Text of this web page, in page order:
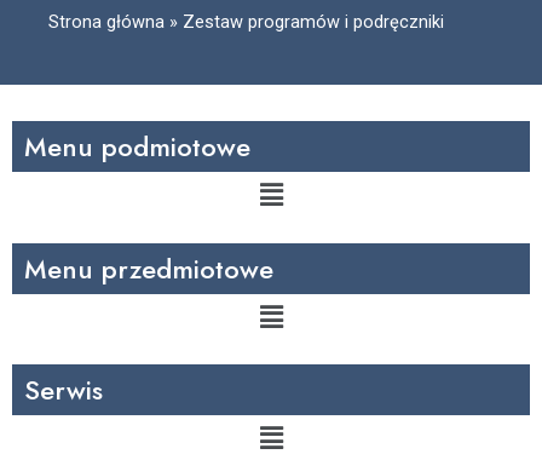
Strona główna » Zestaw programów i podręczniki
Menu podmiotowe
Menu
Menu przedmiotowe
Menu
Serwis
Menu